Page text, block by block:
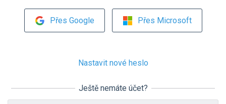
Přes Google Přes Microsoft
Nastavit nové heslo
Ještě nemáte účet?